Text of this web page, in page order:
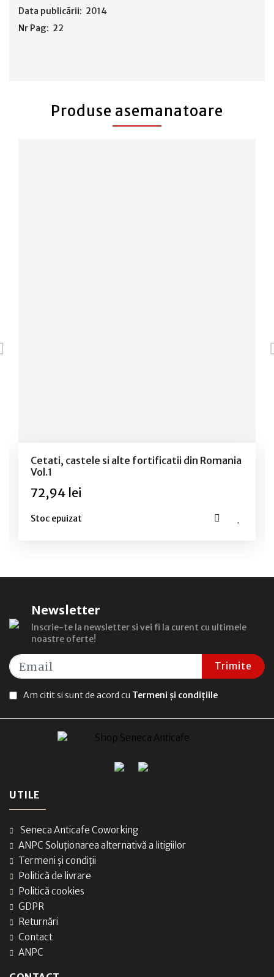
Data publicării: 2014
Nr Pag: 22
Produse asemanatoare
Cetati, castele si alte fortificatii din Romania
Vol.1
72,94 lei
Stoc epuizat
Newsletter
Inscrie-te la newsletter si vei fi la curent cu ultimele
noastre oferte!
Trimite
Am citit si sunt de acord cu Termeni și condițiile
UTILE
Seneca Anticafe Coworking
ANPC Soluționarea alternativă a litigiilor
Termeni și condiții
Politică de livrare
Politică cookies
GDPR
Returnări
Contact
ANPC